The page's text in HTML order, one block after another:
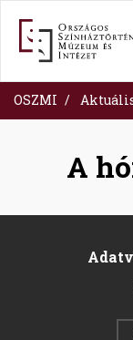
content
OSZMI
A
Footer